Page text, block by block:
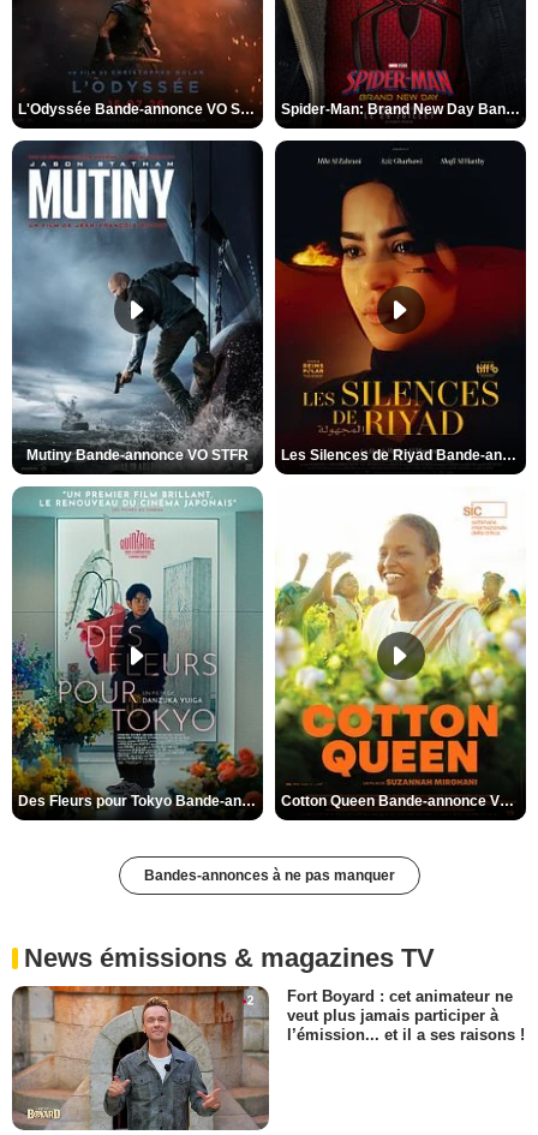
L'Odyssée Bande-annonce VO STFR Spider-Man: Brand New Day Bande-annonce VO STFR
Mutiny Bande-annonce VO STFR Les Silences de Riyad Bande-annonce VO STFR
Des Fleurs pour Tokyo Bande-annonce VO STFR Cotton Queen Bande-annonce VO STFR
Bandes-annonces à ne pas manquer
News émissions & magazines TV
Fort Boyard : cet animateur ne
veut plus jamais participer à
l’émission... et il a ses raisons !